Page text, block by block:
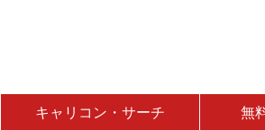
キャリコン・サーチ 無